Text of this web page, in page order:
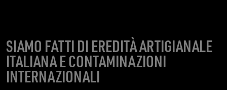
SIAMO FATTI DI EREDITÀ ARTIGIANALE
ITALIANA E CONTAMINAZIONI
INTERNAZIONALI